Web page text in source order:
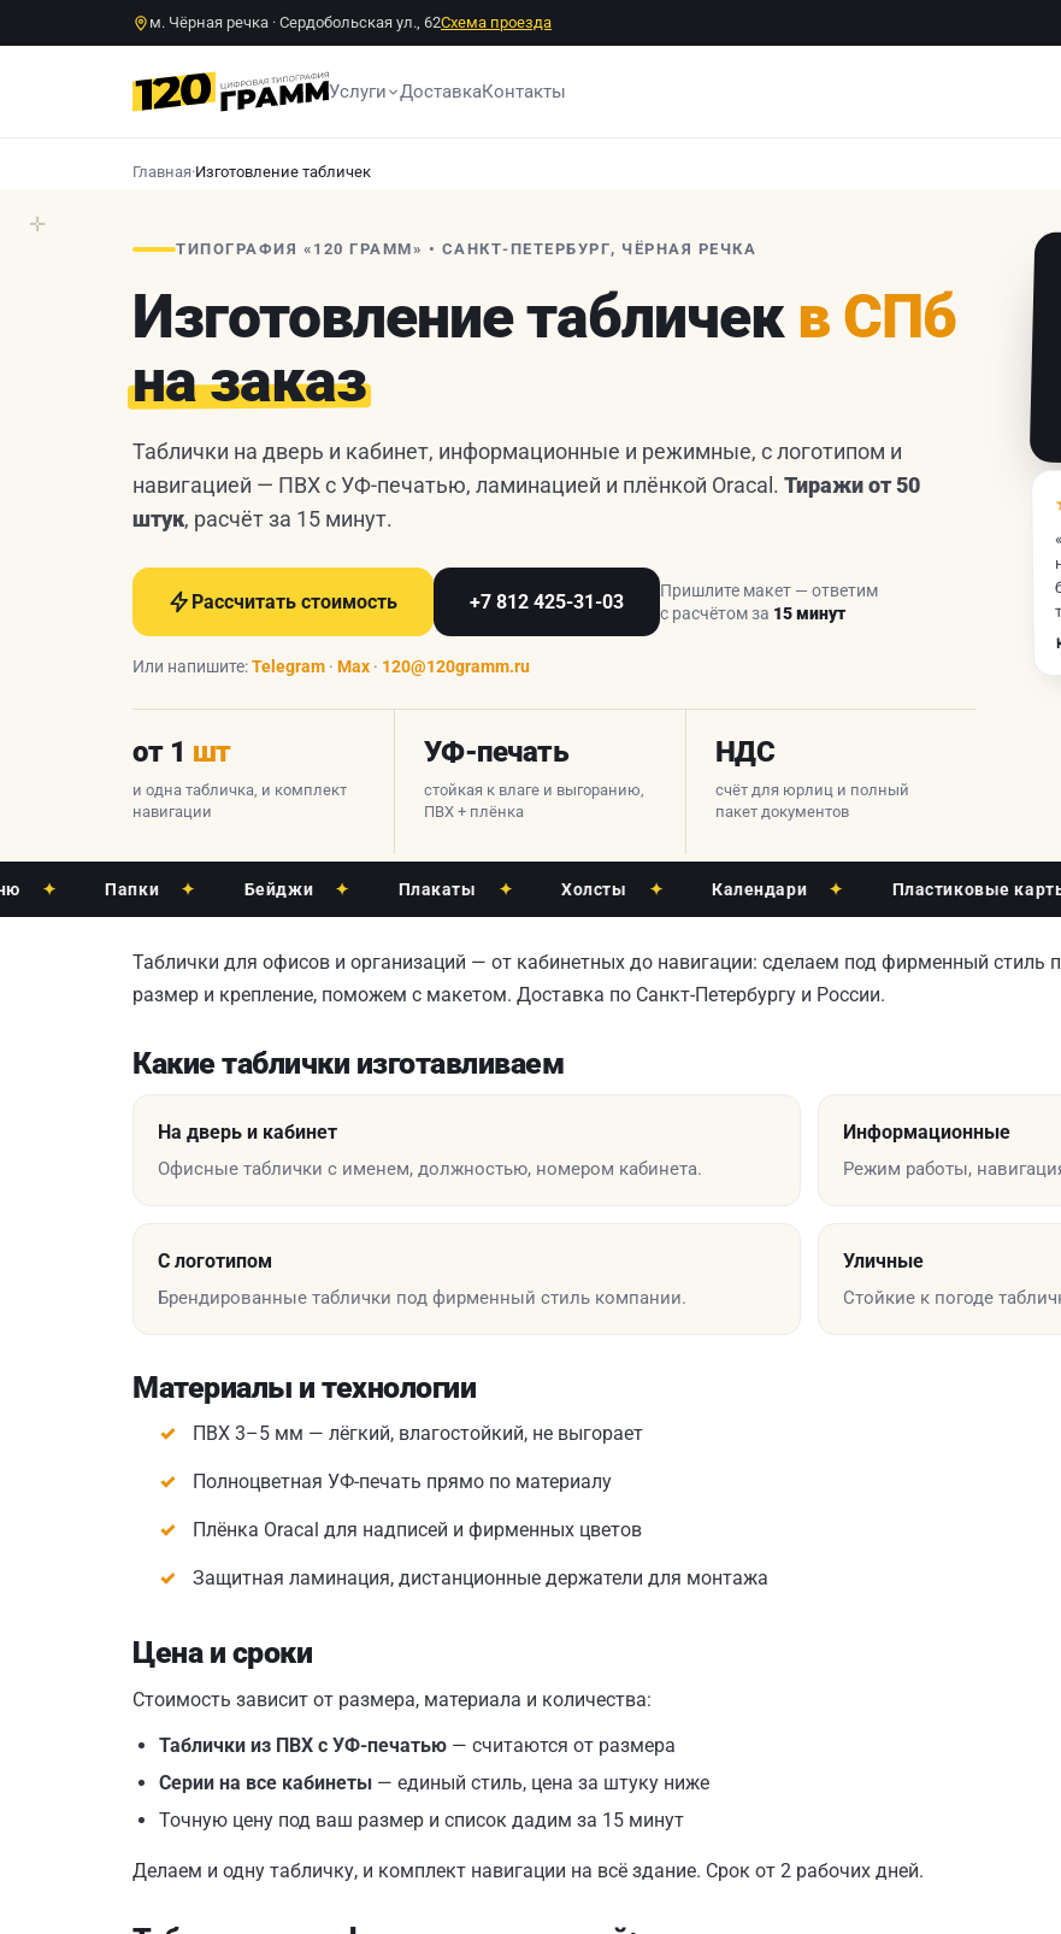
м. Чёрная речка · Сердобольская ул., 62Схема проезда
Услуги ДоставкаКонтакты
Главная·Изготовление табличек
✛
ТИПОГРАФИЯ «120 ГРАММ» • САНКТ-ПЕТЕРБУРГ, ЧЁРНАЯ РЕЧКА
Изготовление табличек в СПб
на заказ
Таблички на дверь и кабинет, информационные и режимные, с логотипом и
навигацией — ПВХ с УФ-печатью, ламинацией и плёнкой Oracal. Тиражи от 50
штук, расчёт за 15 минут.
Рассчитать стоимость +7 812 425-31-03
Пришлите макет — ответим
с расчётом за 15 минут
Или напишите:Telegram · Max · 120@120gramm.ru
от 1 шт
и одна табличка, и комплект
навигации
УФ-печать
стойкая к влаге и выгоранию,
ПВХ + плёнка
НДС
счёт для юрлиц и полный
пакет документов
Папки ✦ Бейджи ✦ Плакаты ✦ Холсты ✦ Календари ✦ Пластиковые карты ✦
Таблички для офисов и организаций — от кабинетных до навигации: сделаем под фирменный стиль
размер и крепление, поможем с макетом. Доставка по Санкт-Петербургу и России.
Какие таблички изготавливаем
На дверь и кабинет
Офисные таблички с именем, должностью, номером кабинета.
Информационные
Режим работы,
С логотипом
Брендированные таблички под фирменный стиль компании.
Уличные
Стойкие к погоде
Материалы и технологии
ПВХ 3–5 мм — лёгкий, влагостойкий, не выгорает
Полноцветная УФ-печать прямо по материалу
Плёнка Oracal для надписей и фирменных цветов
Защитная ламинация, дистанционные держатели для монтажа
Цена и сроки
Стоимость зависит от размера, материала и количества:
Таблички из ПВХ с УФ-печатью — считаются от размера
Серии на все кабинеты — единый стиль, цена за штуку ниже
Точную цену под ваш размер и список дадим за 15 минут
Делаем и одну табличку, и комплект навигации на всё здание. Срок от 2 рабочих дней.